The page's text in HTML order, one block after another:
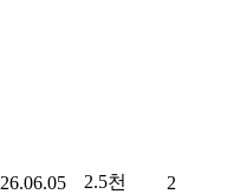
26.06.05 2.5천 2